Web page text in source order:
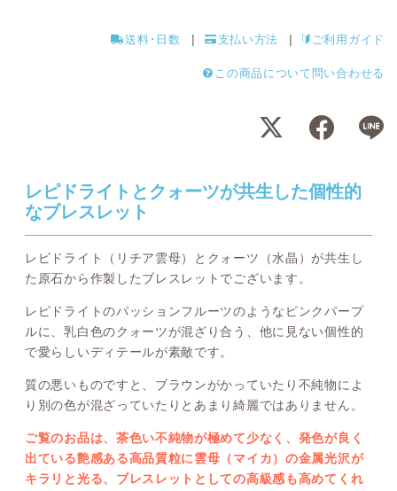
送料･日数 支払い方法 ご利用ガイド
この商品について問い合わせる
レピドライトとクォーツが共生した個性的
なブレスレット
レピドライト（リチア雲母）とクォーツ（水晶）が共生し
た原石から作製したブレスレットでございます。
レピドライトのパッションフルーツのようなピンクパープ
ルに、乳白色のクォーツが混ざり合う、他に見ない個性的
で愛らしいディテールが素敵です。
質の悪いものですと、ブラウンがかっていたり不純物によ
り別の色が混ざっていたりとあまり綺麗ではありません。
ご覧のお品は、茶色い不純物が極めて少なく、発色が良く
出ている艶感ある高品質粒に雲母（マイカ）の金属光沢が
キラリと光る、ブレスレットとしての高級感も高めてくれ